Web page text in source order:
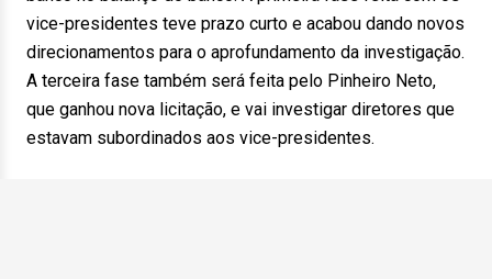
vice-presidentes teve prazo curto e acabou dando novos
direcionamentos para o aprofundamento da investigação.
A terceira fase também será feita pelo Pinheiro Neto,
que ganhou nova licitação, e vai investigar diretores que
estavam subordinados aos vice-presidentes.